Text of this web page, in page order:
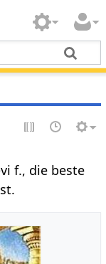
f., die beste